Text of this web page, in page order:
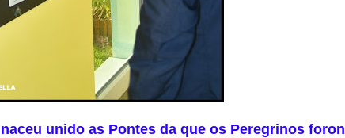
unido as Pontes da que os Peregrinos foron